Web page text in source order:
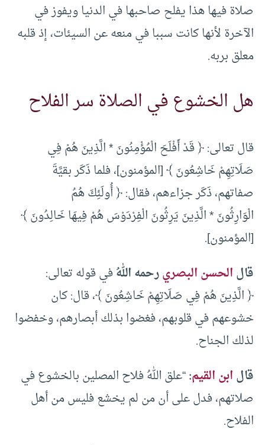
صلاة فيها هذا يفلح صاحبها في الدنيا ويفوز في
الآخرة لأنها كانت سببا في منعه عن السيئات، إذ قلبه
معلق بربه.
هل الخشوع في الصلاة سر الفلاح
قال تعالى: ﴿ قَدْ أَفْلَحَ الْمُؤْمِنُونَ * الَّذِينَ هُمْ فِي
صَلَاتِهِمْ خَاشِعُونَ ﴾ [المؤمنون]، فلما ذَكَر بقيَّةَ
صفاتهم، ذَكَر جزاءهم، فقال: ﴿ أُولَئِكَ هُمُ
الْوَارِثُونَ * الَّذِينَ يَرِثُونَ الْفِرْدَوْسَ هُمْ فِيهَا خَالِدُونَ ﴾
[المؤمنون].
قالالحسن البصريرحمه اللهُفي قوله تعالى:
﴿ الَّذِينَ هُمْ فِي صَلَاتِهِمْ خَاشِعُونَ ﴾، قال: كان
خشوعهم في قلوبهم، فغضوا بذلك أبصارهم، وخفضوا
لذلك الجناح.
قالابن القيم:“علق اللهُ فلاح المصلين بالخشوع في
صلاتهم، فدل على أن من لم يخشع فليس من أهل
الفلاح.